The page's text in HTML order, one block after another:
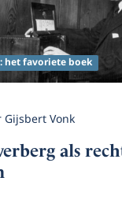
het favoriete boek
Gijsbert Vonk
als